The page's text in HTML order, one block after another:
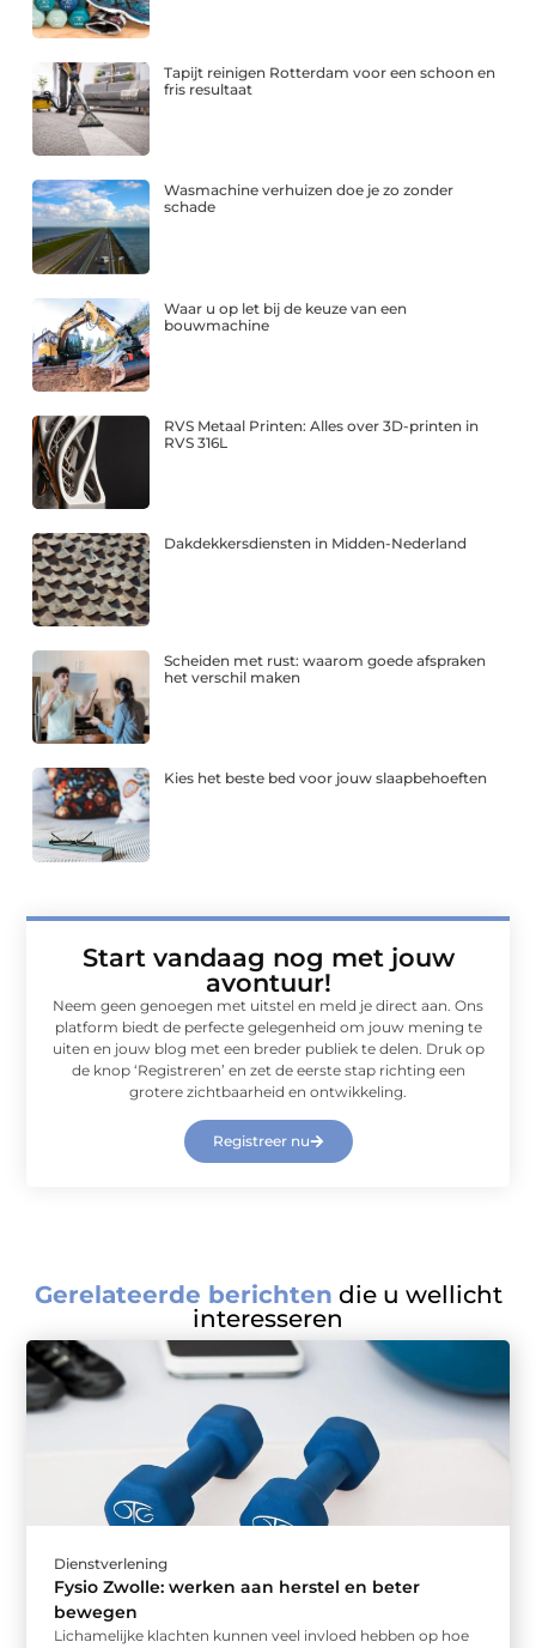
Tapijt reinigen Rotterdam voor een schoon en
fris resultaat
Wasmachine verhuizen doe je zo zonder
schade
Waar u op let bij de keuze van een
bouwmachine
RVS Metaal Printen: Alles over 3D-printen in
RVS 316L
Dakdekkersdiensten in Midden-Nederland
Scheiden met rust: waarom goede afspraken
het verschil maken
Kies het beste bed voor jouw slaapbehoeften
Start vandaag nog met jouw
avontuur!
Neem geen genoegen met uitstel en meld je direct aan. Ons
platform biedt de perfecte gelegenheid om jouw mening te
uiten en jouw blog met een breder publiek te delen. Druk op
de knop ‘Registreren’ en zet de eerste stap richting een
grotere zichtbaarheid en ontwikkeling.
Registreer nu
Gerelateerde berichten die u wellicht
interesseren
Dienstverlening
Fysio Zwolle: werken aan herstel en beter
bewegen
Lichamelijke klachten kunnen veel invloed hebben op hoe